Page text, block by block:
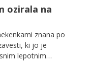
ozirala na
znana po
ki jo je
lepotnim